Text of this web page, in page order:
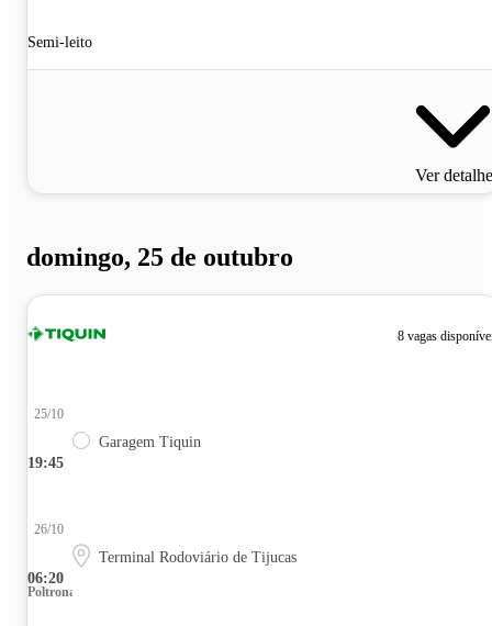
Semi-leito
Ver
domingo, 25 de outubro
8 vagas
19:45
25/10
Garagem Tiquin
06:20
26/10
Terminal Rodoviário de Tijucas
Poltrona